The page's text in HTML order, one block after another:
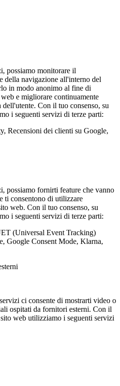
possiamo monitorare il
della navigazione all'interno del
in modo anonimo al fine di
e migliorare continuamente
dell'utente. Con il tuo consenso, su
i seguenti servizi di terze parti:
Recensioni dei clienti su Google,
possiamo fornirti feature che vanno
ti consentono di utilizzare
web. Con il tuo consenso, su
i seguenti servizi di terze parti:
(Universal Event Tracking)
Google Consent Mode, Klarna,
ci consente di mostrarti video o
ospitati da fornitori esterni. Con il
web utilizziamo i seguenti servizi